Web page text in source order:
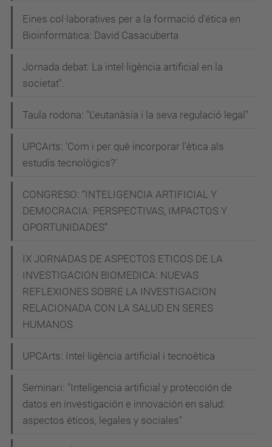
Eines col·laboratives per a la formació d'ética en
Bioinformàtica: David Casacuberta
Jornada debat: La intel·ligència artificial en la
societat".
Taula rodona: "L'eutanàsia i la seva regulació legal"
UPCArts: 'Com i per què incorporar l'ètica als
estudis tecnològics?'
CONGRESO: “INTELIGENCIA ARTIFICIAL Y
DEMOCRACIA: PERSPECTIVAS, IMPACTOS Y
OPORTUNIDADES”
IX JORNADAS DE ASPECTOS ETICOS DE LA
INVESTIGACION BIOMEDICA: NUEVAS
REFLEXIONES SOBRE LA INVESTIGACION
RELACIONADA CON LA SALUD EN SERES
HUMANOS
UPCArts: Intel·ligència artificial i tecnoètica
Seminari: "Inteligencia artificial y protección de
datos en investigación e innovación en salud:
aspectos éticos, legales y sociales"